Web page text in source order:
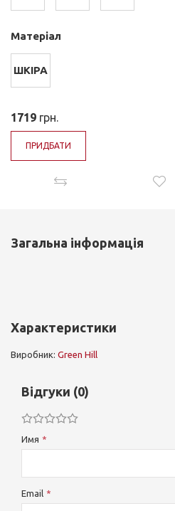
Матеріал
ШКІРА
1719 грн.
ПРИДБАТИ
Загальна інформація
Характеристики
Виробник: Green Hill
Відгуки (0)
Имя
Email